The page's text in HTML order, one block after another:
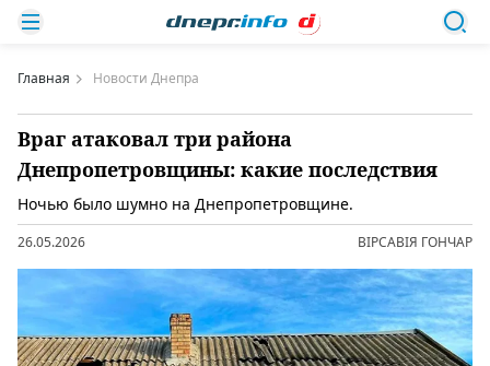
Главная Новости Днепра
Враг атаковал три района
Днепропетровщины: какие последствия
Ночью было шумно на Днепропетровщине.
26.05.2026 ВІРСАВІЯ ГОНЧАР